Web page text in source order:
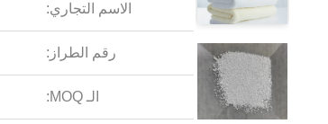
الاسم التجاري:
رقم الطراز:
الـ MOQ: